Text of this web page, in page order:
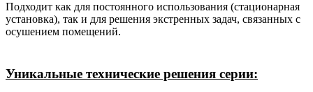
Подходит как для постоянного использования (стационарная
установка), так и для решения экстренных задач, связанных с
осушением помещений.
Уникальные технические решения серии: